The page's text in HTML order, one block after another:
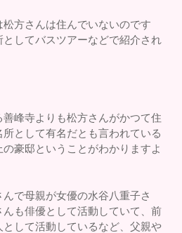
方さんは住んでいないのです
してバスツアーなどで紹介され
峰寺よりも松方さんがかつて住
として有名だとも言われている
豪邸ということがわかりますよ
で母親が女優の水谷八重子さ
も俳優として活動していて、前
して活動しているなど、父親や